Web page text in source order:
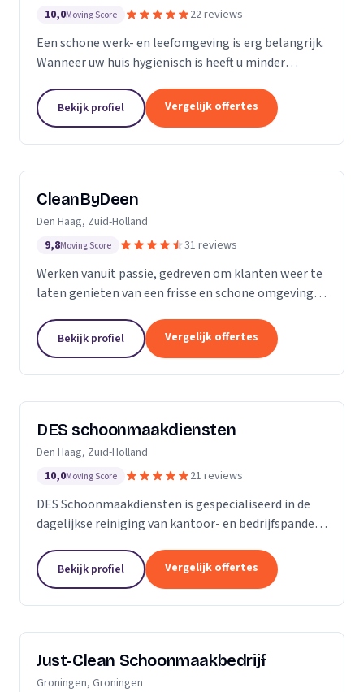
10,0Moving Score 22 reviews
Een schone werk- en leefomgeving is erg belangrijk.
Wanneer uw huis hygiënisch is heeft u minder
een goede indruk op anderen, als uw bedrijfspand...
Bekijk profiel Vergelijk offertes
CleanByDeen
Den Haag, Zuid-Holland
9,8Moving Score 31 reviews
Werken vanuit passie, gedreven om klanten weer te
laten genieten van een frisse en schone omgeving.
Beleef het weer als nieuw! Het bedrijf voor uw...
Bekijk profiel Vergelijk offertes
DES schoonmaakdiensten
Den Haag, Zuid-Holland
10,0Moving Score 21 reviews
DES Schoonmaakdiensten is gespecialiseerd in de
dagelijkse reiniging van kantoor- en bedrijfspanden
ervaring in de glas- en gevelreiniging. Maar met...
Bekijk profiel Vergelijk offertes
Just-Clean Schoonmaakbedrijf
Groningen, Groningen